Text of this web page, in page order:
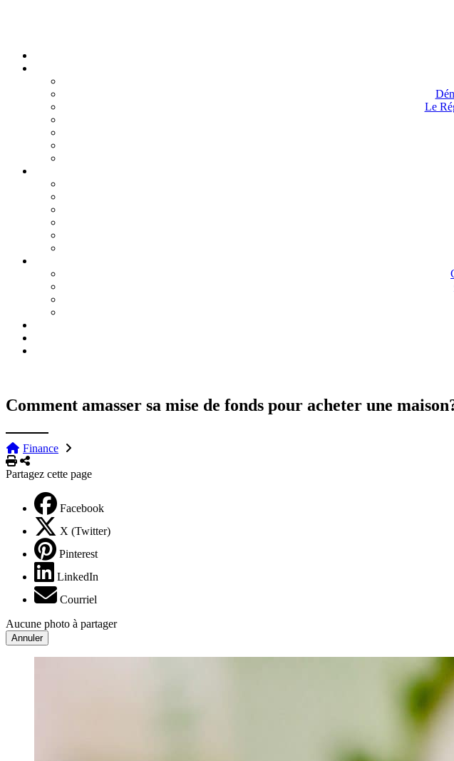
Le
Comment amasser sa mise de fonds pour acheter une
Finance
Imprimer
Partager
Partagez cette page
Facebook
X (Twitter)
Pinterest
LinkedIn
Courriel
Aucune photo à partager
Annuler